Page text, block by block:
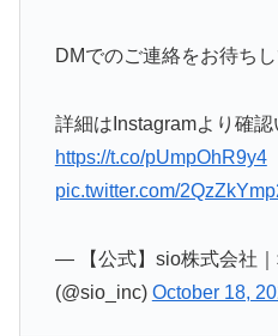
DMでのご連絡をお待ちし
詳細はInstagramより確
https://t.co/pUmpOhR9y4
pic.twitter.com/
— 【公式】sio株式会社
(@sio_inc) October 18,